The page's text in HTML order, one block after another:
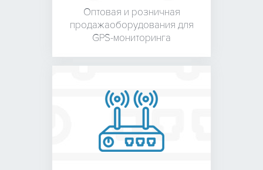
Оптовая и розничная
продажаоборудования для
GPS-мониторинга